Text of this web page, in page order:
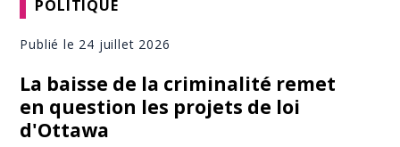
POLITIQUE
Publié le 24 juillet 2026
La baisse de la criminalité remet
en question les projets de loi
d'Ottawa